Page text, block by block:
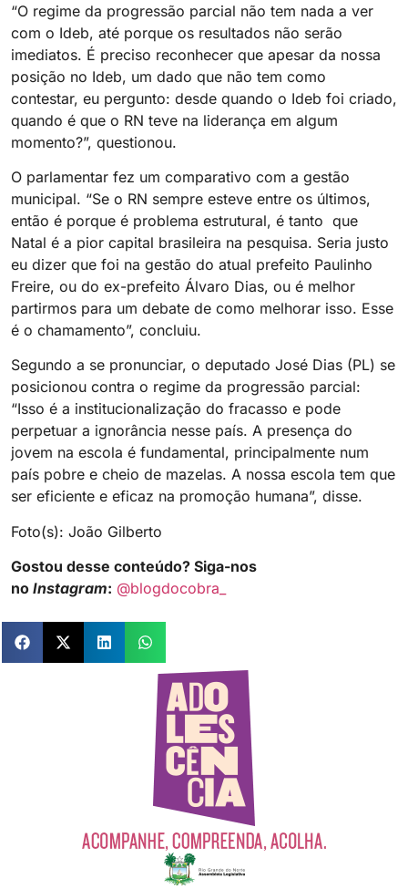
“O regime da progressão parcial não tem nada a ver
com o Ideb, até porque os resultados não serão
imediatos. É preciso reconhecer que apesar da nossa
posição no Ideb, um dado que não tem como
contestar, eu pergunto: desde quando o Ideb foi criado,
quando é que o RN teve na liderança em algum
momento?”, questionou.
O parlamentar fez um comparativo com a gestão
municipal. “Se o RN sempre esteve entre os últimos,
então é porque é problema estrutural, é tanto que
Natal é a pior capital brasileira na pesquisa. Seria justo
eu dizer que foi na gestão do atual prefeito Paulinho
Freire, ou do ex-prefeito Álvaro Dias, ou é melhor
partirmos para um debate de como melhorar isso. Esse
é o chamamento”, concluiu.
Segundo a se pronunciar, o deputado José Dias (PL) se
posicionou contra o regime da progressão parcial:
“Isso é a institucionalização do fracasso e pode
perpetuar a ignorância nesse país. A presença do
jovem na escola é fundamental, principalmente num
país pobre e cheio de mazelas. A nossa escola tem que
ser eficiente e eficaz na promoção humana”, disse.
Foto(s): João Gilberto
Gostou desse conteúdo? Siga-nos
no Instagram: @blogdocobra_